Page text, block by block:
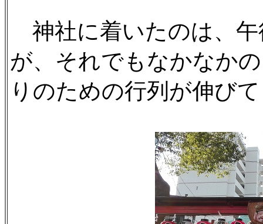
神社に着いたのは、午
が、それでもなかなか
りのための行列が伸び